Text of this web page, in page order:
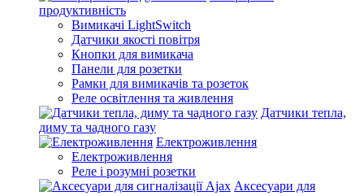
продуктивність
Вимикачі LightSwitch
Датчики якості повітря
Кнопки для вимикача
Панели для розетки
Рамки для вимикачів та розеток
Реле освітлення та живлення
Датчики тепла,
диму та чадного газу
Електроживлення
Електроживлення
Реле і розумні розетки
Аксесуари для